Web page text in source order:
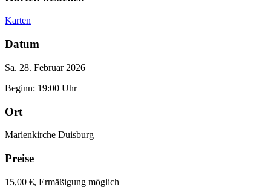
Karten
Datum
Sa. 28. Februar 2026
Beginn: 19:00 Uhr
Ort
Marienkirche Duisburg
Preise
15,00 €, Ermäßigung möglich